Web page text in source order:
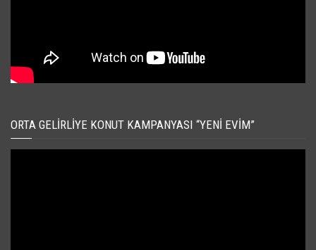
ORTA GELIRLIYE KONUT KAMPANYASI “YENI EVIM”